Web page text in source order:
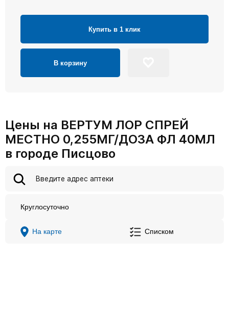
Купить в 1 клик
В корзину
Цены на ВЕРТУМ ЛОР СПРЕЙ
МЕСТНО 0,255МГ/ДОЗА ФЛ 40МЛ
в городе Писцово
Круглосуточно
На карте Списком